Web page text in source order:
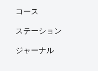
コース
ステーション
ジャーナル